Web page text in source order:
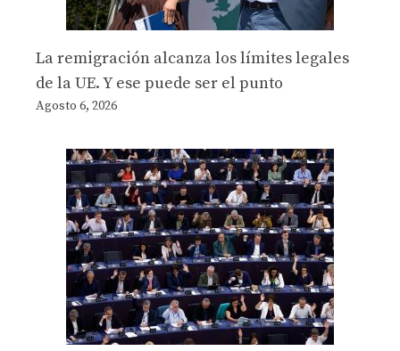
La remigración alcanza los límites legales
de la UE. Y ese puede ser el punto
Agosto 6, 2026